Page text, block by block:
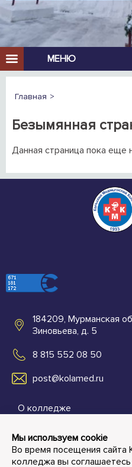
МЕНЮ
Главная
Безымянная
Данная страница пока еще
Мы используем cookie
Во время посещения сайта
колледжа вы
184209, Мурманская
Зиновьева, д. 5
8 815 552 08 50
post@kolamed.ru
О колледже
Абитуриентам
Студенту и